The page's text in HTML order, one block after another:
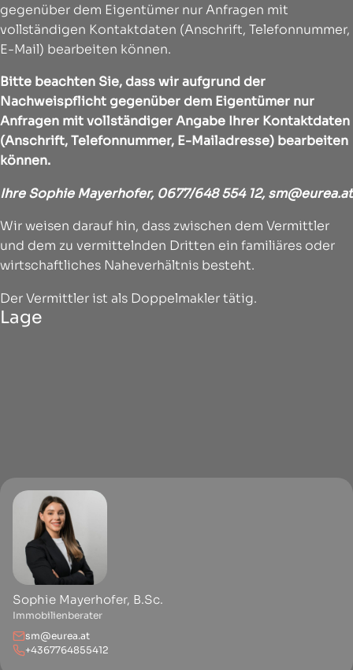
Sophie Mayerhofer, B.Sc.
Immobilienberater
sm@eurea.at
+4367764855412
gegenüber dem Eigentümer nur Anfragen mit
vollständigen Kontaktdaten (Anschrift, Telefonnummer,
E-Mail) bearbeiten können.
Bitte beachten Sie, dass wir aufgrund der
Nachweispflicht gegenüber dem Eigentümer nur
Anfragen mit vollständiger Angabe Ihrer Kontaktdaten
(Anschrift, Telefonnummer, E-Mailadresse) bearbeiten
können.
Ihre Sophie Mayerhofer, 0677/648 554 12, sm@eurea.at
Wir weisen darauf hin, dass zwischen dem Vermittler
und dem zu vermittelnden Dritten ein familiäres oder
wirtschaftliches Naheverhältnis besteht.
Der Vermittler ist als Doppelmakler tätig.
Lage